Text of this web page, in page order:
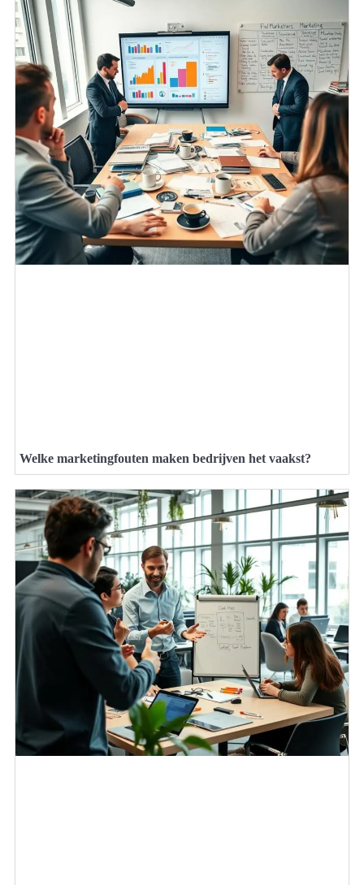
Welke marketingfouten maken bedrijven het vaakst?